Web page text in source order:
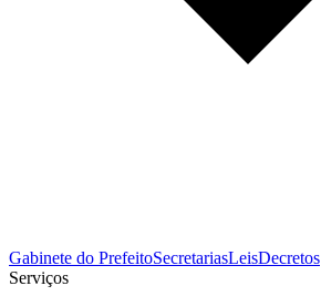
Gabinete do PrefeitoSecretariasLeisDecretos
Serviços